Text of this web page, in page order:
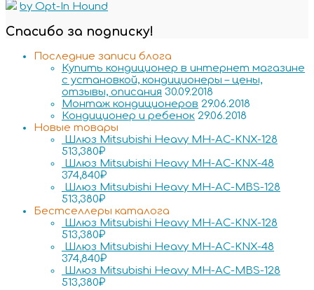
by Opt-In Hound
Спасибо за подписку!
Последние записи блога
Купить кондиционер в интернет магазине
с установкой, кондиционеры – цены,
отзывы, описания 30.09.2018
Монтаж кондиционеров 29.06.2018
Кондиционер и ребенок 29.06.2018
Новые товары
Шлюз Mitsubishi Heavy MH-AC-KNX-128
513,380₽
Шлюз Mitsubishi Heavy MH-AC-KNX-48
374,840₽
Шлюз Mitsubishi Heavy MH-AC-MBS-128
513,380₽
Бестселлеры каталога
Шлюз Mitsubishi Heavy MH-AC-KNX-128
513,380₽
Шлюз Mitsubishi Heavy MH-AC-KNX-48
374,840₽
Шлюз Mitsubishi Heavy MH-AC-MBS-128
513,380₽